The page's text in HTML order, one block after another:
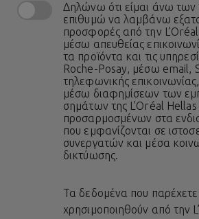
Δηλώνω ότι είμαι άνω
επιθυμώ να λαμβάνω
προσφορές από την
μέσω απευθείας
τα προϊόντα και τις
Roche-Posay, μέσω email,
τηλεφωνικής
μέσω διαφημίσεων των
σημάτων της L’Oréal Hellas
προσαρμοσμένων στα
που εμφανίζονται σε
συνεργατών και μέσα
δικτύωσης.
Τα δεδομένα που
χρησιμοποιηθούν από την